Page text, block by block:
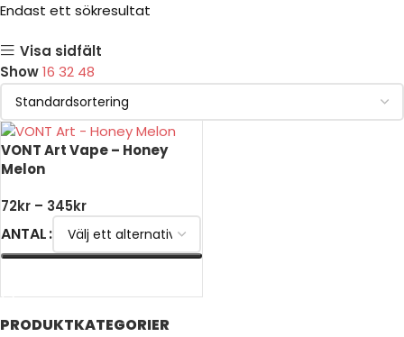
PRODUKTKATEGORIER
Endast ett sökresultat
Visa sidfält
Show16 32 48
VONT Art Vape – Honey
Melon
72kr – 345kr
ANTAL